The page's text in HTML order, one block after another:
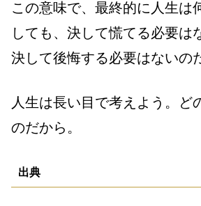
この意味で、最終的に人生は
しても、決して慌てる必要は
決して後悔する必要はないの
人生は長い目で考えよう。ど
のだから。
出典